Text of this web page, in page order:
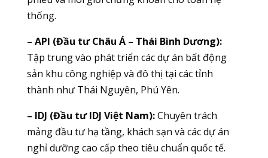
thống.
– API (Đầu tư Châu Á – Thái Bình Dương):
Tập trung vào phát triển các dự án bất động
sản khu công nghiệp và đô thị tại các tỉnh
thành như Thái Nguyên, Phú Yên.
– IDJ (Đầu tư IDJ Việt Nam):Chuyên trách
mảng đầu tư hạ tầng, khách sạn và các dự án
nghỉ dưỡng cao cấp theo tiêu chuẩn quốc tế.